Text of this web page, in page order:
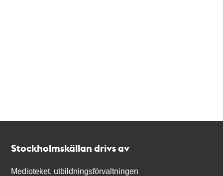
Stockholmskällan drivs av
Medioteket, utbildningsförvaltningen